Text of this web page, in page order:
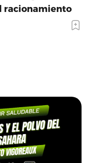
racionamiento